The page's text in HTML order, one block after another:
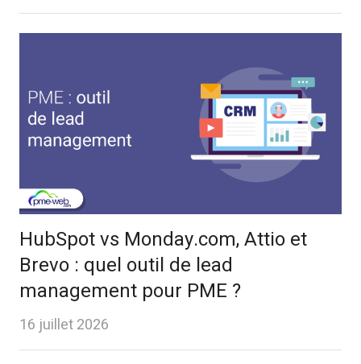
HubSpot vs Monday.com, Attio et
Brevo : quel outil de lead
management pour PME ?
16 juillet 2026